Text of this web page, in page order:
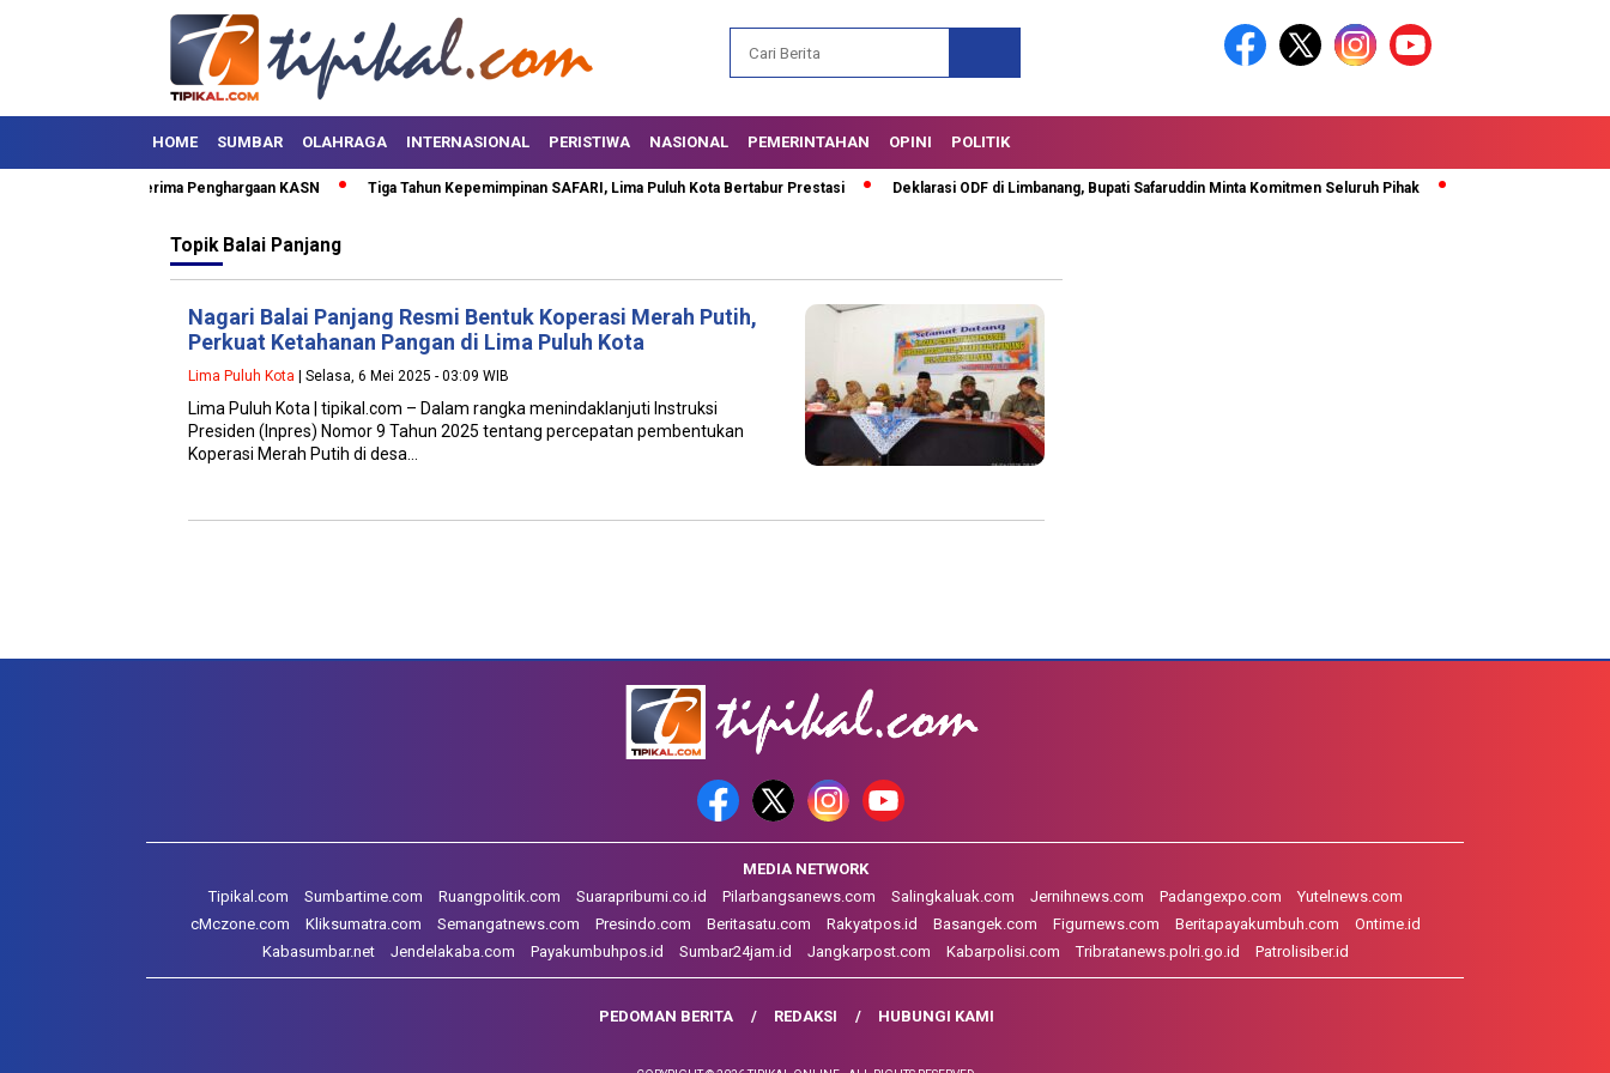
HOME SUMBAR OLAHRAGA INTERNASIONAL PERISTIWA NASIONAL PEMERINTAHAN OPINI POLITIK
Puluh Kota Terima Penghargaan KASN Tiga Tahun Kepemimpinan SAFARI, Lima Puluh Kota Bertabur Prestasi Deklarasi ODF di Limbanang, Bupati Safaruddin Minta Komitmen Seluruh Pihak Rida Ananda Di
Topik Balai Panjang
Nagari Balai Panjang Resmi Bentuk Koperasi Merah Putih,
Perkuat Ketahanan Pangan di Lima Puluh Kota
Lima Puluh Kota | Selasa, 6 Mei 2025 - 03:09 WIB
Lima Puluh Kota | tipikal.com – Dalam rangka menindaklanjuti Instruksi
Presiden (Inpres) Nomor 9 Tahun 2025 tentang percepatan pembentukan
Koperasi Merah Putih di desa…
MEDIA NETWORK
Tipikal.com
Sumbartime.com Ruangpolitik.com Suarapribumi.co.id Pilarbangsanews.com Salingkaluak.com Jernihnews.com Padangexpo.com
Yutelnews.com
cMczone.com
Kliksumatra.com Semangatnews.com Presindo.com Beritasatu.com Rakyatpos.id Basangek.com Figurnews.com Beritapayakumbuh.com
Ontime.id
Kabasumbar.net
Jendelakaba.com Payakumbuhpos.id Sumbar24jam.id Jangkarpost.com Kabarpolisi.com Tribratanews.polri.go.id Patrolisiber.id
PEDOMAN BERITA REDAKSI HUBUNGI KAMI